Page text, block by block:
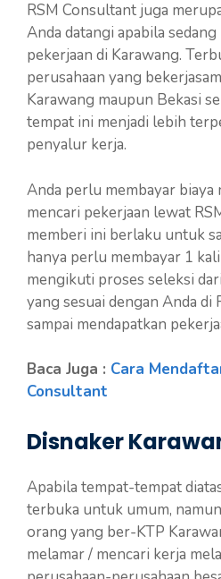
RSM Consultant juga
Anda datangi apabila
pekerjaan di Karawang.
perusahaan yang
Karawang maupun Bekasi
tempat ini menjadi lebih
penyalur kerja.
Anda perlu membayar biaya
mencari pekerjaan lewat
memberi ini berlaku untuk
hanya perlu membayar 1
mengikuti proses seleksi
yang sesuai dengan Anda di
sampai mendapatkan
Baca Juga : Cara
Consultant
Disnaker
Apabila tempat-tempat
terbuka untuk umum,
orang yang ber-KTP
melamar / mencari kerja